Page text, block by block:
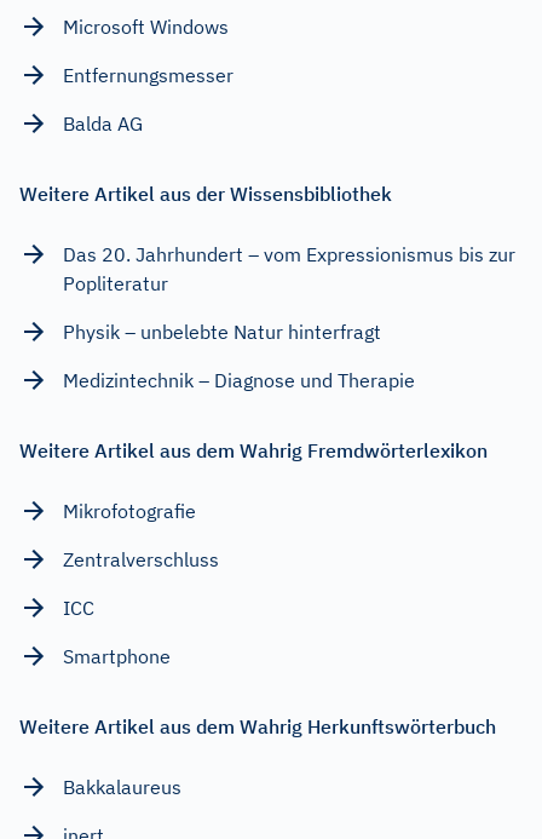
Microsoft Windows
Entfernungsmesser
Balda AG
Weitere Artikel aus der Wissensbibliothek
Das 20. Jahrhundert – vom Expressionismus bis zur
Popliteratur
Physik – unbelebte Natur hinterfragt
Medizintechnik – Diagnose und Therapie
Weitere Artikel aus dem Wahrig Fremdwörterlexikon
Mikrofotografie
Zentralverschluss
ICC
Smartphone
Weitere Artikel aus dem Wahrig Herkunftswörterbuch
Bakkalaureus